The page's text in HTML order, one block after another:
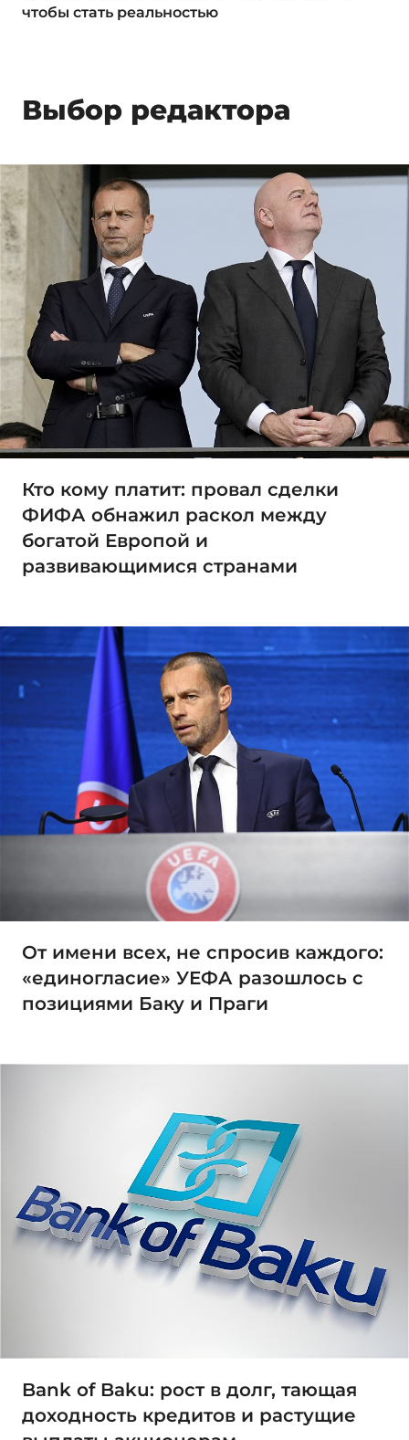
чтобы стать реальностью
Выбор редактора
Кто кому платит: провал сделки
ФИФА обнажил раскол между
богатой Европой и
развивающимися странами
От имени всех, не спросив каждого:
«единогласие» УЕФА разошлось с
позициями Баку и Праги
Bank of Baku: рост в долг, тающая
доходность кредитов и растущие